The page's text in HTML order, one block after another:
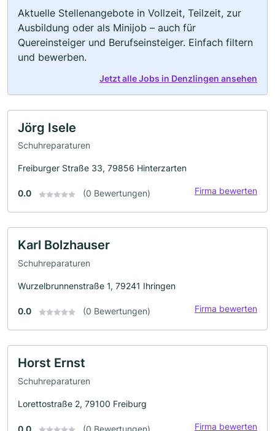
Aktuelle Stellenangebote in Vollzeit, Teilzeit, zur
Ausbildung oder als Minijob – auch für
Quereinsteiger und Berufseinsteiger. Einfach filtern
und bewerben.
Jetzt alle Jobs in Denzlingen ansehen
Jörg Isele
Schuhreparaturen
Freiburger Straße 33, 79856 Hinterzarten
0.0 (0 Bewertungen) Firma bewerten
Karl Bolzhauser
Schuhreparaturen
Wurzelbrunnenstraße 1, 79241 Ihringen
0.0 (0 Bewertungen) Firma bewerten
Horst Ernst
Schuhreparaturen
Lorettostraße 2, 79100 Freiburg
0.0 (0 Bewertungen) Firma bewerten